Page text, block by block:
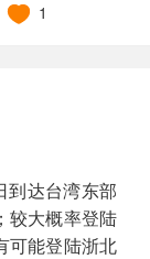
1
到达台湾东部
较大概率登陆
可能登陆浙北